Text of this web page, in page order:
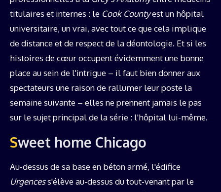
titulaires et internes : le Cook Countyest un hôpital
universitaire, un vrai, avec tout ce que cela implique
de distance et de respect de la déontologie. Et si les
histoires de cœur occupent évidemment une bonne
place au sein de l'intrigue – il faut bien donner aux
spectateurs une raison de rallumer leur poste la
semaine suivante – elles ne prennent jamais le pas
sur le sujet principal de la série : l'hôpital lui-même.
Sweet home Chicago
Au-dessus de sa base en béton armé, l'édifice
Urgencess'élève au-dessus du tout-venant par le